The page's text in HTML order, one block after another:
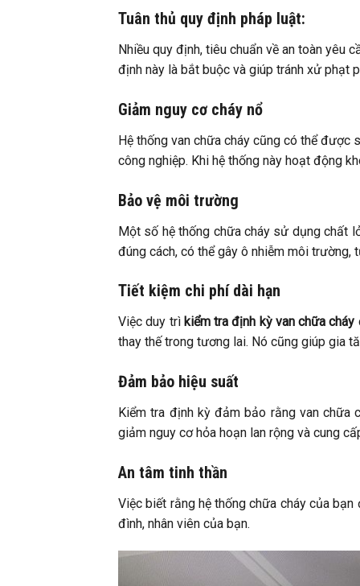
Tuân thủ quy định pháp luật:
Nhiều quy định, tiêu chuẩn về an toàn yêu
định này là bắt buộc và giúp tránh xử phạt
Giảm nguy cơ cháy nổ
Hệ thống van chữa cháy cũng có thể
công nghiệp. Khi hệ thống này hoạt động
Bảo vệ môi trường
Một số hệ thống chữa cháy sử dụng chất
đúng cách, có thể gây ô nhiễm môi
Tiết kiệm chi phí dài hạn
Việc duy trì kiểm tra định kỳ van chữa cháy
thay thế trong tương lai. Nó cũng giúp gia
Đảm bảo hiệu suất
Kiểm tra định kỳ đảm bảo rằng van
giảm nguy cơ hỏa hoạn lan rộng và cung
An tâm tinh thần
Việc biết rằng hệ thống chữa cháy của
đình, nhân viên của bạn.